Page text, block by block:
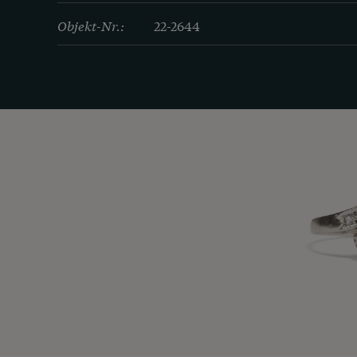
Objekt-Nr.: 22-2644